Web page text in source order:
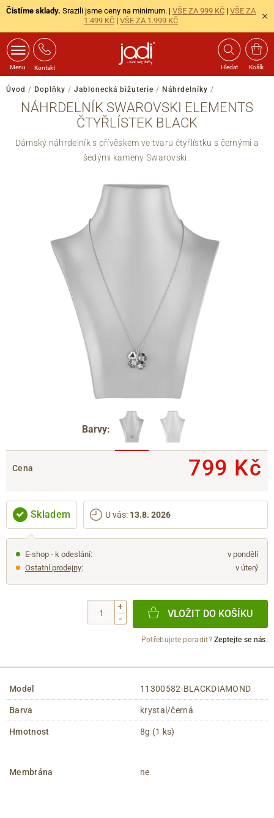
Čistíme sklady. Srazili jsme ceny na minimum. | VŠE ZA 999 KČ | VŠE ZA
1.499 KČ | VŠE ZA 1.999 KČ
Menu Kontakt Hledat Košík
Úvod / Doplňky / Jablonecká bižuterie / Náhrdelníky /
NÁHRDELNÍK SWAROVSKI ELEMENTS
ČTYŘLÍSTEK BLACK
Dámský náhrdelník s přívěskem ve tvaru čtyřlístku s černými a
šedými kameny Swarovski.
Barvy:
Cena 799 Kč
Skladem U vás: 13.8. 2026
E-shop - k odeslání:
v pondělí
Ostatní prodejny: v úterý
+
-
VLOŽIT DO KOŠÍKU
Potřebujete poradit?Zeptejte se nás.
Model 11300582-BLACKDIAMOND
Barva krystal/černá
Hmotnost 8g (1 ks)
Membrána ne